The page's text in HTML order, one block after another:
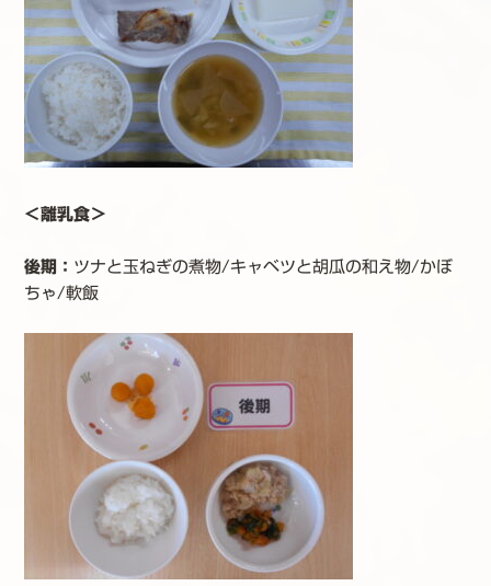
＜離乳食＞
後期： ツナと玉ねぎの煮物/キャベツと胡瓜の和え物/かぼ
ちゃ/軟飯